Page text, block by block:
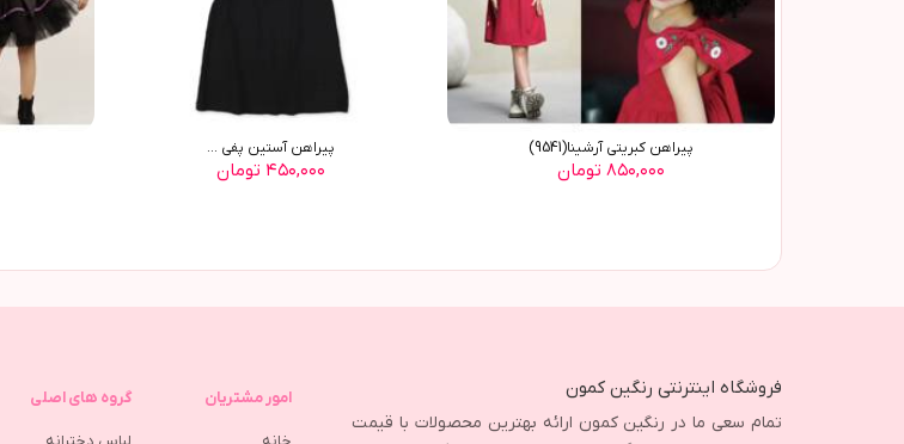
پيراهن کبريتي آرشينا(9541)
۸۵۰,۰۰۰ تومان
پيراهن آستين پفي ...
۴۵۰,۰۰۰ تومان
فروشگاه اینترنتی رنگین کمون
تمام سعی ما در رنگین کمون ارائه بهترین محصولات با قیمت
امور مشتریان گروه های اصلی